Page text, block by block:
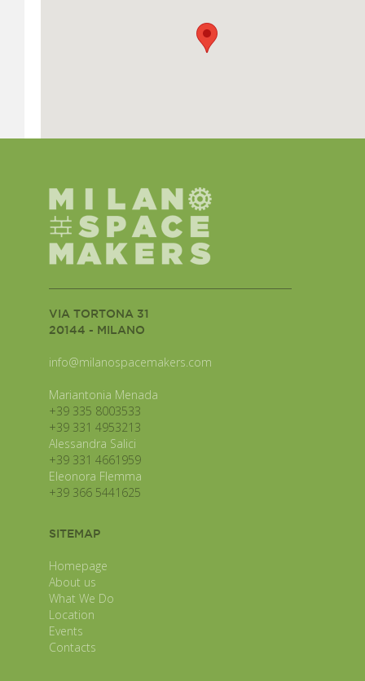
VIA TORTONA 31
20144 - MILANO
info@milanospacemakers.com
Mariantonia Menada
+39 335 8003533
+39 331 4953213
Alessandra Salici
+39 331 4661959
Eleonora Flemma
+39 366 5441625
SITEMAP
Homepage
About us
What We Do
Location
Events
Contacts